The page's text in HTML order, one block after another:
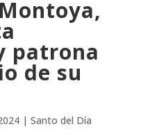
patrona
de su
| Santo del Día